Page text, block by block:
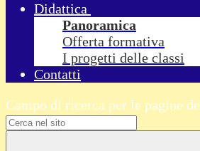
Didattica
Panoramica
Offerta formativa
I progetti delle classi
Contatti
Campo di ricerca per le pagine